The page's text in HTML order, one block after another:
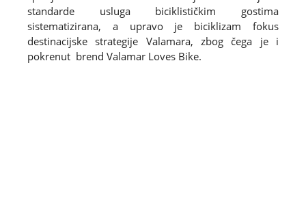
standarde usluga biciklističkim gostima
sistematizirana, a upravo je biciklizam fokus
destinacijske strategije Valamara, zbog čega je i
pokrenut brend Valamar Loves Bike.